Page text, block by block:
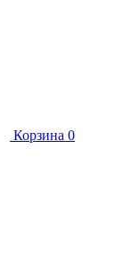
Корзина 0